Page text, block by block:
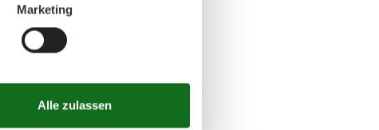
Marketing